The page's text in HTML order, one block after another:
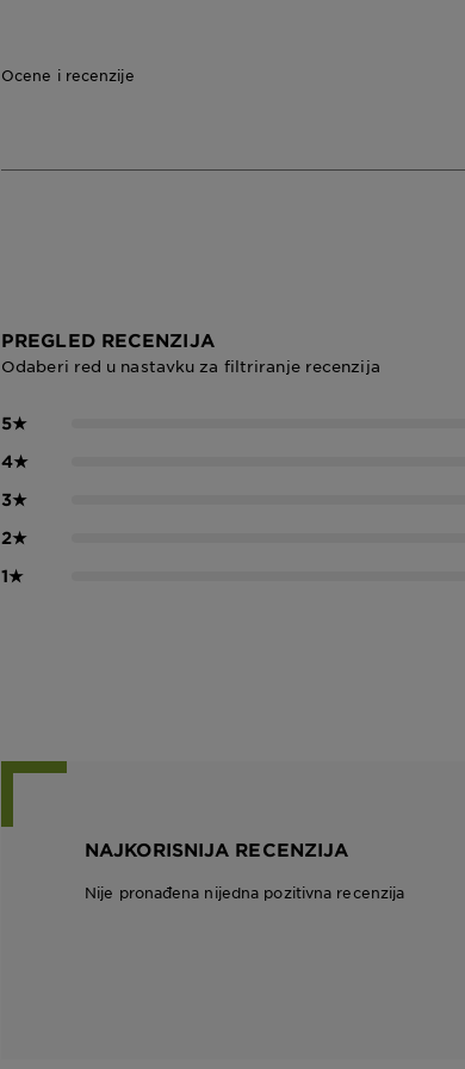
Ocene i recenzije
PREGLED RECENZIJA
Odaberi red u nastavku za filtriranje recenzija
5★
4★
3★
2★
1★
NAJKORISNIJA RECENZIJA
Nije pronađena nijedna pozitivna recenzija